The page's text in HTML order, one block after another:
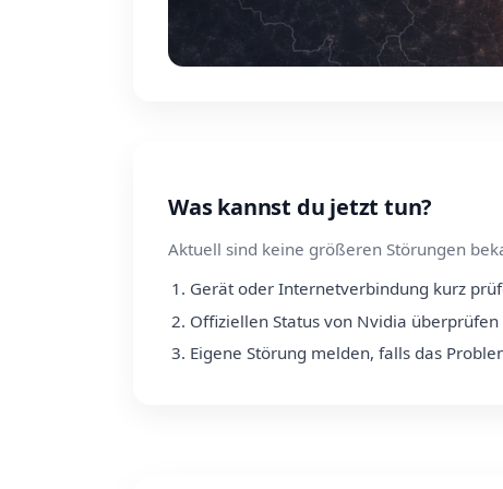
Was kannst du jetzt tun?
Aktuell sind keine größeren Störungen
Gerät oder Internetverbindung kurz
Offiziellen Status von Nvidia überprüfen
Eigene Störung melden, falls das